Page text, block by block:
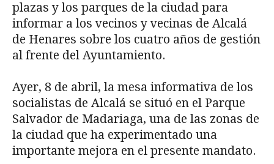
plazas y los parques de la ciudad para
informar a los vecinos y vecinas de Alcalá
de Henares sobre los cuatro años de gestión
al frente del Ayuntamiento.
Ayer, 8 de abril, la mesa informativa de los
socialistas de Alcalá se situó en el Parque
Salvador de Madariaga, una de las zonas de
la ciudad que ha experimentado una
importante mejora en el presente mandato.